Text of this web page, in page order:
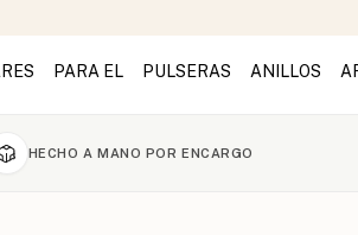
PARA EL PULSERAS ANILLOS
HECHO A MANO POR ENCARGO